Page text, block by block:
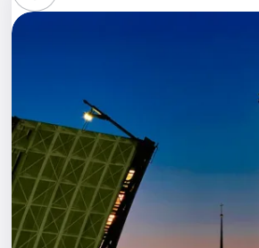
Стендап
Экскурсии
Спорт
События